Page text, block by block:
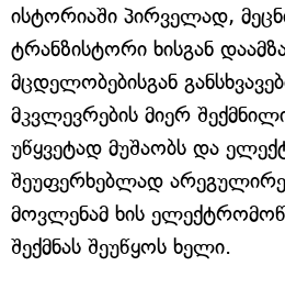
ისტორიაში პირველად,
ტრანზისტორი ხისგან
მცდელობებისგან
მკვლევრების მიერ
უწყვეტად მუშაობს და
შეუფერხებლად
მოვლენამ ხის
შექმნას შეუწყოს ხელი.